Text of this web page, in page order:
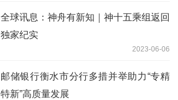
全球讯息：神舟有新知｜神十五乘组返回
独家纪实
2023-06-06
邮储银行衡水市分行多措并举助力“专精
特新”高质量发展